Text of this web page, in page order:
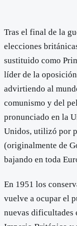
Tras el final de la
elecciones
sustituido como
líder de la
advirtiendo al
comunismo y del
pronunciado en la
Unidos, utilizó por
(originalmente de
bajando en toda
En 1951 los
vuelve a ocupar el
nuevas dificultades